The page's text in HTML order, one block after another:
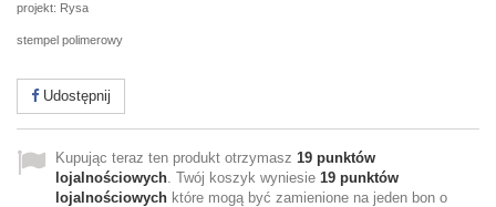
projekt: Rysa
stempel polimerowy
Udostępnij
Kupując teraz ten produkt otrzymasz 19 punktów
lojalnościowych. Twój koszyk wyniesie 19 punktów
lojalnościowych które mogą być zamienione na jeden bon o